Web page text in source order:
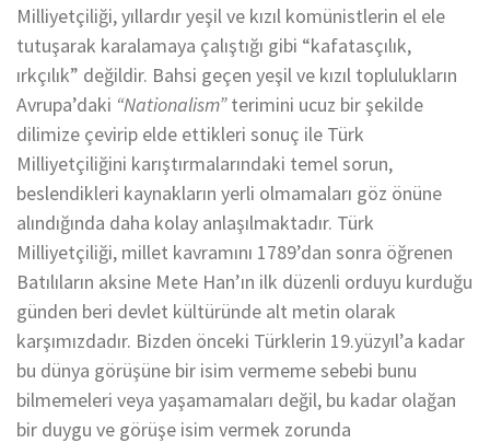
Milliyetçiliği, yıllardır yeşil ve kızıl komünistlerin el ele
tutuşarak karalamaya çalıştığı gibi “kafatasçılık,
ırkçılık” değildir. Bahsi geçen yeşil ve kızıl toplulukların
Avrupa’daki “Nationalism”terimini ucuz bir şekilde
dilimize çevirip elde ettikleri sonuç ile Türk
Milliyetçiliğini karıştırmalarındaki temel sorun,
beslendikleri kaynakların yerli olmamaları göz önüne
alındığında daha kolay anlaşılmaktadır. Türk
Milliyetçiliği, millet kavramını 1789’dan sonra öğrenen
Batılıların aksine Mete Han’ın ilk düzenli orduyu kurduğu
günden beri devlet kültüründe alt metin olarak
karşımızdadır. Bizden önceki Türklerin 19.yüzyıl’a kadar
bu dünya görüşüne bir isim vermeme sebebi bunu
bilmemeleri veya yaşamamaları değil, bu kadar olağan
bir duygu ve görüşe isim vermek zorunda